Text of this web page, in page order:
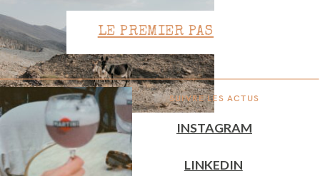
SUIVRE LES ACTUS
INSTAGRAM
LINKEDIN
LE PREMIER PAS